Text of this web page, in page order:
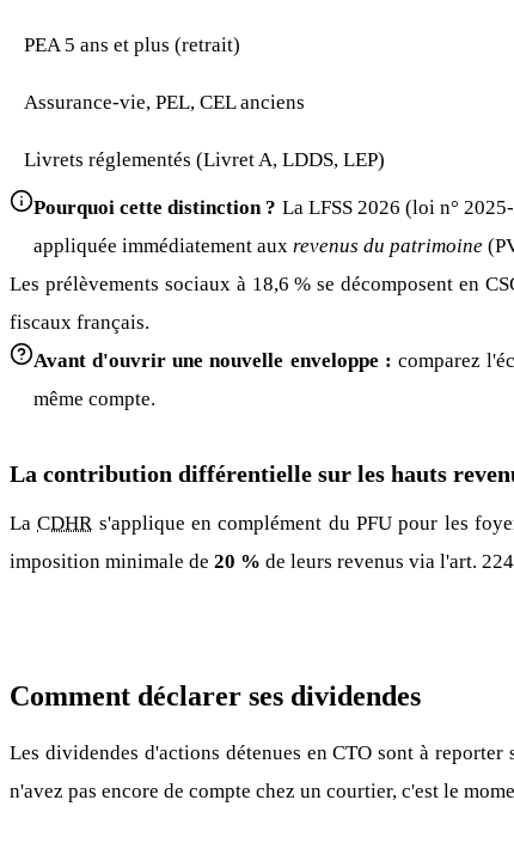
PEA 5 ans et plus (retrait)
Assurance-vie, PEL, CEL anciens
Livrets réglementés (Livret A, LDDS, LEP)
Pourquoi cette distinction ? La LFSS 2026 (loi n°
appliquée immédiatement aux revenus du patrimoine
Les prélèvements sociaux à 18,6 % se décomposent en
fiscaux français.
Avant d'ouvrir une nouvelle enveloppe : comparez
même compte.
La contribution différentielle sur les hauts
LaCDHR s'applique en complément du PFU pour les
imposition minimale de 20 % de leurs revenus via l'art.
Comment déclarer ses dividendes
Les dividendes d'actions détenues en CTO sont à reporter
n'avez pas encore de compte chez un courtier, c'est le